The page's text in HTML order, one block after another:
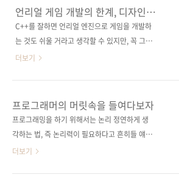
이루는 패턴을 자세히 살펴본 다음, 인터페이스
및 이벤트 관찰자 패턴 등을 구현한 게임플레이
예제를 C++로 작성하고, 마지막으로 코드 구조
이 과정을 마스터하면 C++와 블루프린트 조합
으로 유지보수 및 확장 가능한 시스템을 능숙하
다순) [교보문고] [도서11번가] [알라딘] [예스이
십사] [쿠팡] 전자책 구매 사이트(가나다순)[교보
문고] [구글북스] [리디북스] [알라..
언리얼 게임 개발의 한계, 디자인
패턴으로 돌파하기
C++를 잘하면 언리얼 엔진으로 게임을 개발하
는 것도 쉬울 거라고 생각할 수 있지만, 꼭 그렇
지는 않다고 합니다. 블루프린트를 비롯해서 긴
잘 알아야 효율적인 게임 개발이 가능하다고 합
니다. 이번에 소개하는 《언리얼 엔진으로 배우
는 게임 디자인 패턴》은 바로 이러한 어려움을
리얼 엔진은 가끔 문서와 게임 엔진의 소스 코드
가 맞지 않는 경우도 있었다. 단독으로도 강력한
더보기
프로그래머의 머릿속을 들여다보자
프로그래밍을 하기 위해서는 논리 정연하게 생
각하는 법, 즉 논리력이 필요하다고 흔히들 얘기
합니다. 또한, 무에서 유를 만들어내는 일이다 보
더보기